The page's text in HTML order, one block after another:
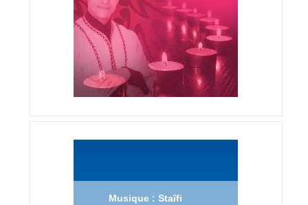
Musique : Staïfi